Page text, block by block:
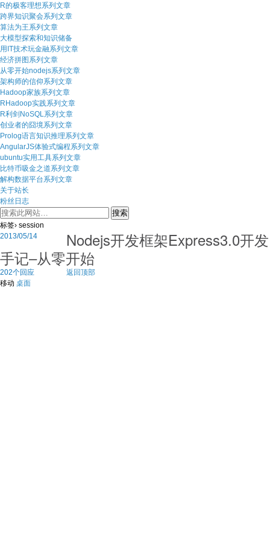
R的极客理想系列文章
跨界知识聚会系列文章
算法为王系列文章
大模型探索和知识储备
用IT技术玩金融系列文章
经济拼图系列文章
从零开始nodejs系列文章
架构师的信仰系列文章
Hadoop家族系列文章
RHadoop实践系列文章
R利剑NoSQL系列文章
创业者的囧境系列文章
Prolog语言知识推理系列文章
AngularJS体验式编程系列文章
ubuntu实用工具系列文章
比特币吸金之道系列文章
解构数据平台系列文章
关于站长
粉丝日志
标签› session
2013/05/14
Nodejs开发框架Express3.0开发
手记–从零开始
202个回应
返回顶部
移动 桌面